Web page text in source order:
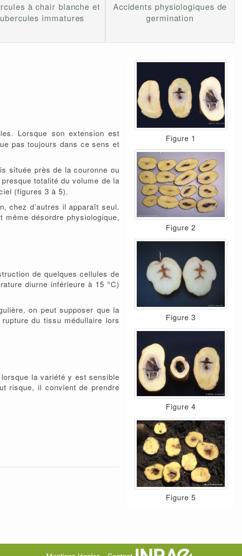
à chair blanche et
immatures
Accidents physiologiques de
germination
Lorsque son extension est
pas toujours dans ce sens et
située près de la couronne ou
totalité du volume de la
(figures 3 à 5).
chez d’autres il apparaît seul.
même désordre physiologique,
de quelques cellules de
diurne inférieure à 15 °C)
on peut supposer que la
du tissu médullaire lors
la variété y est sensible
risque, il convient de prendre
Figure 1
Figure 2
Figure 3
Figure 4
Figure 5